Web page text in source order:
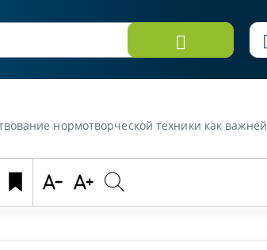
нормотворческой техники как важнейшее